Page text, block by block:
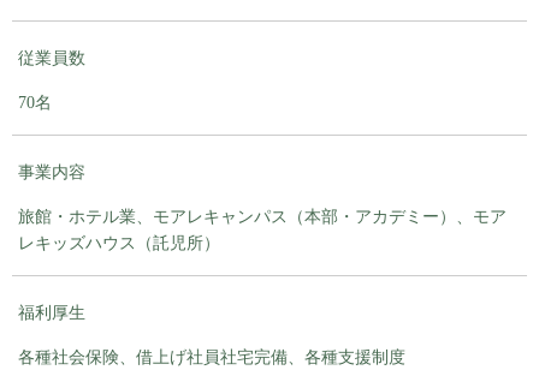
従業員数
70名
事業内容
旅館・ホテル業、モアレキャンパス（本部・アカデミー）、モア
レキッズハウス（託児所）
福利厚生
各種社会保険、借上げ社員社宅完備、各種支援制度